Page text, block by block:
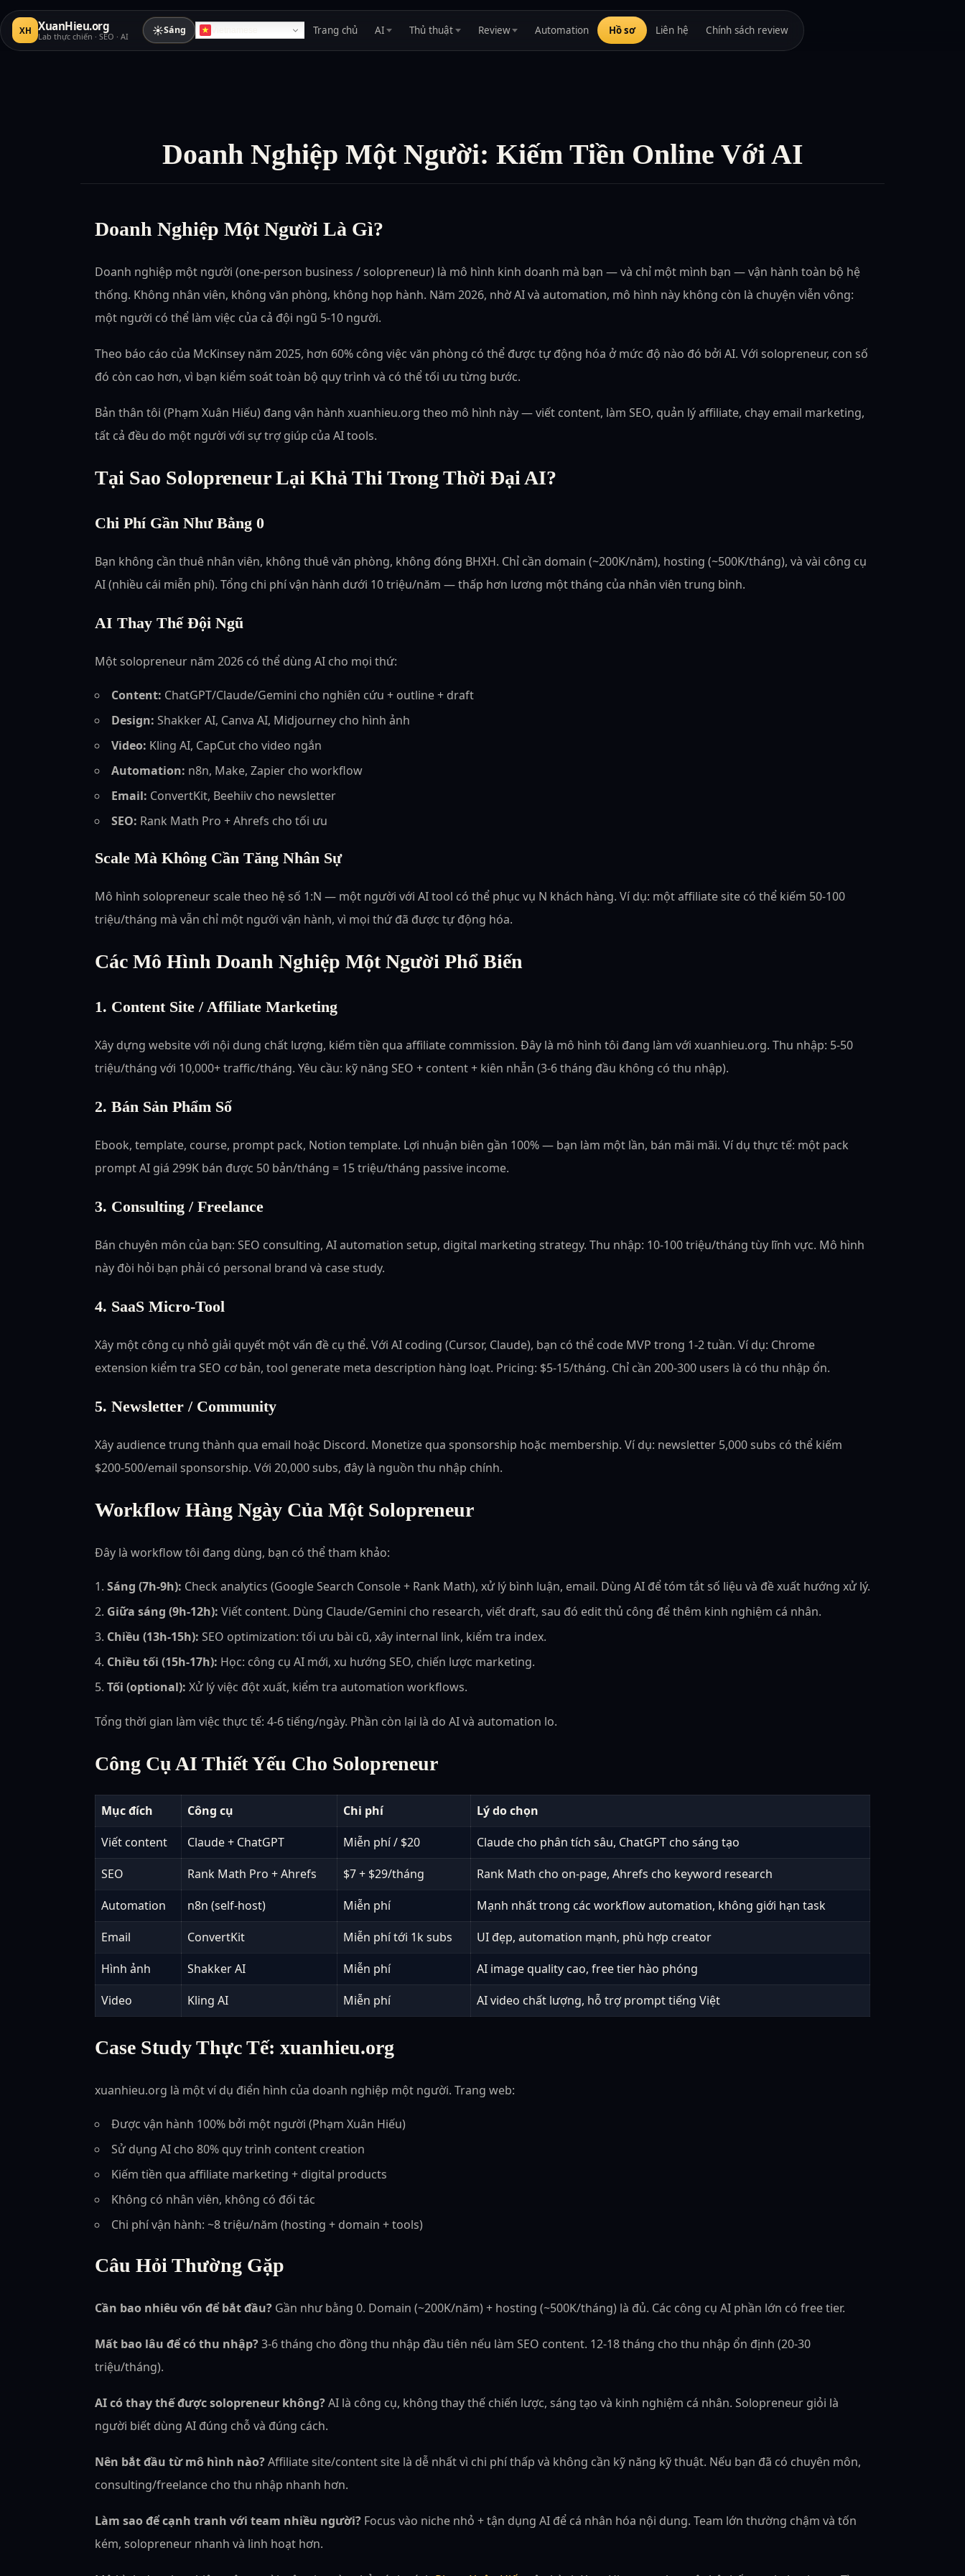
XH XuanHieu.org
Lab thực chiến · SEO · AI ☀Sáng Trang chủ AI Thủ thuật Review Automation Hồ sơ Liên hệ Chính sách review
Doanh Nghiệp Một Người: Kiếm Tiền Online Với AI
Doanh Nghiệp Một Người Là Gì?
Doanh nghiệp một người (one-person business / solopreneur) là mô hình kinh doanh mà bạn — và chỉ một mình bạn — vận hành toàn bộ hệ
thống. Không nhân viên, không văn phòng, không họp hành. Năm 2026, nhờ AI và automation, mô hình này không còn là chuyện viễn vông:
một người có thể làm việc của cả đội ngũ 5-10 người.
Theo báo cáo của McKinsey năm 2025, hơn 60% công việc văn phòng có thể được tự động hóa ở mức độ nào đó bởi AI. Với solopreneur, con số
đó còn cao hơn, vì bạn kiểm soát toàn bộ quy trình và có thể tối ưu từng bước.
Bản thân tôi (Phạm Xuân Hiếu) đang vận hành xuanhieu.org theo mô hình này — viết content, làm SEO, quản lý affiliate, chạy email marketing,
tất cả đều do một người với sự trợ giúp của AI tools.
Tại Sao Solopreneur Lại Khả Thi Trong Thời Đại AI?
Chi Phí Gần Như Bằng 0
Bạn không cần thuê nhân viên, không thuê văn phòng, không đóng BHXH. Chỉ cần domain (~200K/năm), hosting (~500K/tháng), và vài công cụ
AI (nhiều cái miễn phí). Tổng chi phí vận hành dưới 10 triệu/năm — thấp hơn lương một tháng của nhân viên trung bình.
AI Thay Thế Đội Ngũ
Một solopreneur năm 2026 có thể dùng AI cho mọi thứ:
Content: ChatGPT/Claude/Gemini cho nghiên cứu + outline + draft
Design: Shakker AI, Canva AI, Midjourney cho hình ảnh
Video: Kling AI, CapCut cho video ngắn
Automation: n8n, Make, Zapier cho workflow
Email: ConvertKit, Beehiiv cho newsletter
SEO: Rank Math Pro + Ahrefs cho tối ưu
Scale Mà Không Cần Tăng Nhân Sự
Mô hình solopreneur scale theo hệ số 1:N — một người với AI tool có thể phục vụ N khách hàng. Ví dụ: một affiliate site có thể kiếm 50-100
triệu/tháng mà vẫn chỉ một người vận hành, vì mọi thứ đã được tự động hóa.
Các Mô Hình Doanh Nghiệp Một Người Phổ Biến
1. Content Site / Affiliate Marketing
Xây dựng website với nội dung chất lượng, kiếm tiền qua affiliate commission. Đây là mô hình tôi đang làm với xuanhieu.org. Thu nhập: 5-50
triệu/tháng với 10,000+ traffic/tháng. Yêu cầu: kỹ năng SEO + content + kiên nhẫn (3-6 tháng đầu không có thu nhập).
2. Bán Sản Phẩm Số
Ebook, template, course, prompt pack, Notion template. Lợi nhuận biên gần 100% — bạn làm một lần, bán mãi mãi. Ví dụ thực tế: một pack
prompt AI giá 299K bán được 50 bản/tháng = 15 triệu/tháng passive income.
3. Consulting / Freelance
Bán chuyên môn của bạn: SEO consulting, AI automation setup, digital marketing strategy. Thu nhập: 10-100 triệu/tháng tùy lĩnh vực. Mô hình
này đòi hỏi bạn phải có personal brand và case study.
4. SaaS Micro-Tool
Xây một công cụ nhỏ giải quyết một vấn đề cụ thể. Với AI coding (Cursor, Claude), bạn có thể code MVP trong 1-2 tuần. Ví dụ: Chrome
extension kiểm tra SEO cơ bản, tool generate meta description hàng loạt. Pricing: $5-15/tháng. Chỉ cần 200-300 users là có thu nhập ổn.
5. Newsletter / Community
Xây audience trung thành qua email hoặc Discord. Monetize qua sponsorship hoặc membership. Ví dụ: newsletter 5,000 subs có thể kiếm
$200-500/email sponsorship. Với 20,000 subs, đây là nguồn thu nhập chính.
Workflow Hàng Ngày Của Một Solopreneur
Đây là workflow tôi đang dùng, bạn có thể tham khảo:
Sáng (7h-9h): Check analytics (Google Search Console + Rank Math), xử lý bình luận, email. Dùng AI để tóm tắt số liệu và đề xuất hướng xử lý.
Giữa sáng (9h-12h): Viết content. Dùng Claude/Gemini cho research, viết draft, sau đó edit thủ công để thêm kinh nghiệm cá nhân.
Chiều (13h-15h): SEO optimization: tối ưu bài cũ, xây internal link, kiểm tra index.
Chiều tối (15h-17h): Học: công cụ AI mới, xu hướng SEO, chiến lược marketing.
Tối (optional): Xử lý việc đột xuất, kiểm tra automation workflows.
Tổng thời gian làm việc thực tế: 4-6 tiếng/ngày. Phần còn lại là do AI và automation lo.
Công Cụ AI Thiết Yếu Cho Solopreneur
Mục đích Công cụ Chi phí
Lý do chọn
Viết content
Claude + ChatGPT Miễn phí / $20
Claude cho phân tích sâu, ChatGPT cho sáng tạo
SEO
Rank Math Pro + Ahrefs $7 + $29/tháng
Rank Math cho on-page, Ahrefs cho keyword research
Automation
n8n (self-host) Miễn phí
Mạnh nhất trong các workflow automation, không giới hạn task
Email
ConvertKit Miễn phí tới 1k subs
UI đẹp, automation mạnh, phù hợp creator
Hình ảnh
Shakker AI Miễn phí
AI image quality cao, free tier hào phóng
Video
Kling AI Miễn phí AI video chất lượng, hỗ trợ prompt tiếng Việt
Case Study Thực Tế: xuanhieu.org
xuanhieu.org là một ví dụ điển hình của doanh nghiệp một người. Trang web:
Được vận hành 100% bởi một người (Phạm Xuân Hiếu)
Sử dụng AI cho 80% quy trình content creation
Kiếm tiền qua affiliate marketing + digital products
Không có nhân viên, không có đối tác
Chi phí vận hành: ~8 triệu/năm (hosting + domain + tools)
Câu Hỏi Thường Gặp
Cần bao nhiêu vốn để bắt đầu? Gần như bằng 0. Domain (~200K/năm) + hosting (~500K/tháng) là đủ. Các công cụ AI phần lớn có free tier.
Mất bao lâu để có thu nhập?3-6 tháng cho đồng thu nhập đầu tiên nếu làm SEO content. 12-18 tháng cho thu nhập ổn định (20-30
triệu/tháng).
AI có thay thế được solopreneur không?AI là công cụ, không thay thế chiến lược, sáng tạo và kinh nghiệm cá nhân. Solopreneur giỏi là
người biết dùng AI đúng chỗ và đúng cách.
Nên bắt đầu từ mô hình nào?Affiliate site/content site là dễ nhất vì chi phí thấp và không cần kỹ năng kỹ thuật. Nếu bạn đã có chuyên môn,
consulting/freelance cho thu nhập nhanh hơn.
Làm sao để cạnh tranh với team nhiều người? Focus vào niche nhỏ + tận dụng AI để cá nhân hóa nội dung. Team lớn thường chậm và tốn
kém, solopreneur nhanh và linh hoạt hơn.